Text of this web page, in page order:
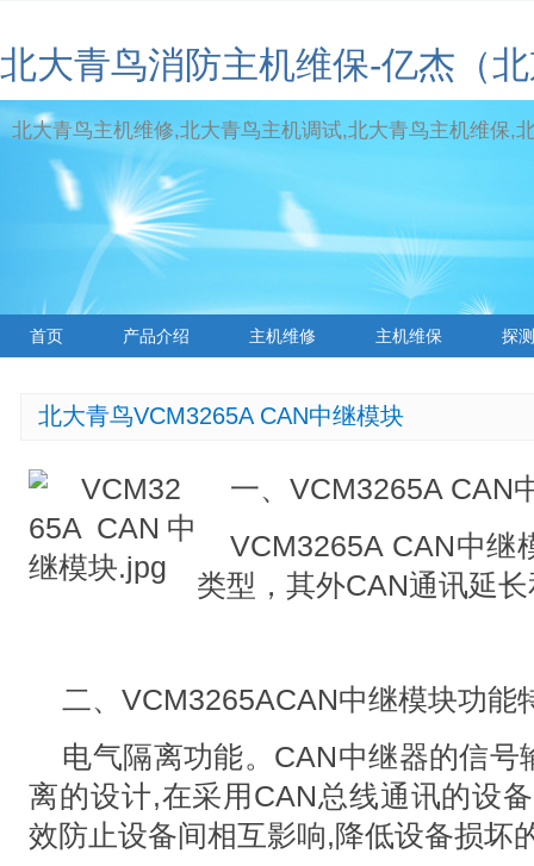
北大青鸟消防主机维保-亿杰（
北大青鸟主机维修,北大青鸟主机调试,北大青鸟主机维保,
首页 产品介绍 主机维修 主机维保 探
北大青鸟VCM3265A CAN中继模块
一、VCM3265A CAN
VCM3265A CAN中继
类型，其外CAN通讯延
二、VCM3265ACAN中继模块功能
电气隔离功能。CAN中继器的信
离的设计,在采用CAN总线通讯的设
效防止设备间相互影响,降低设备损坏